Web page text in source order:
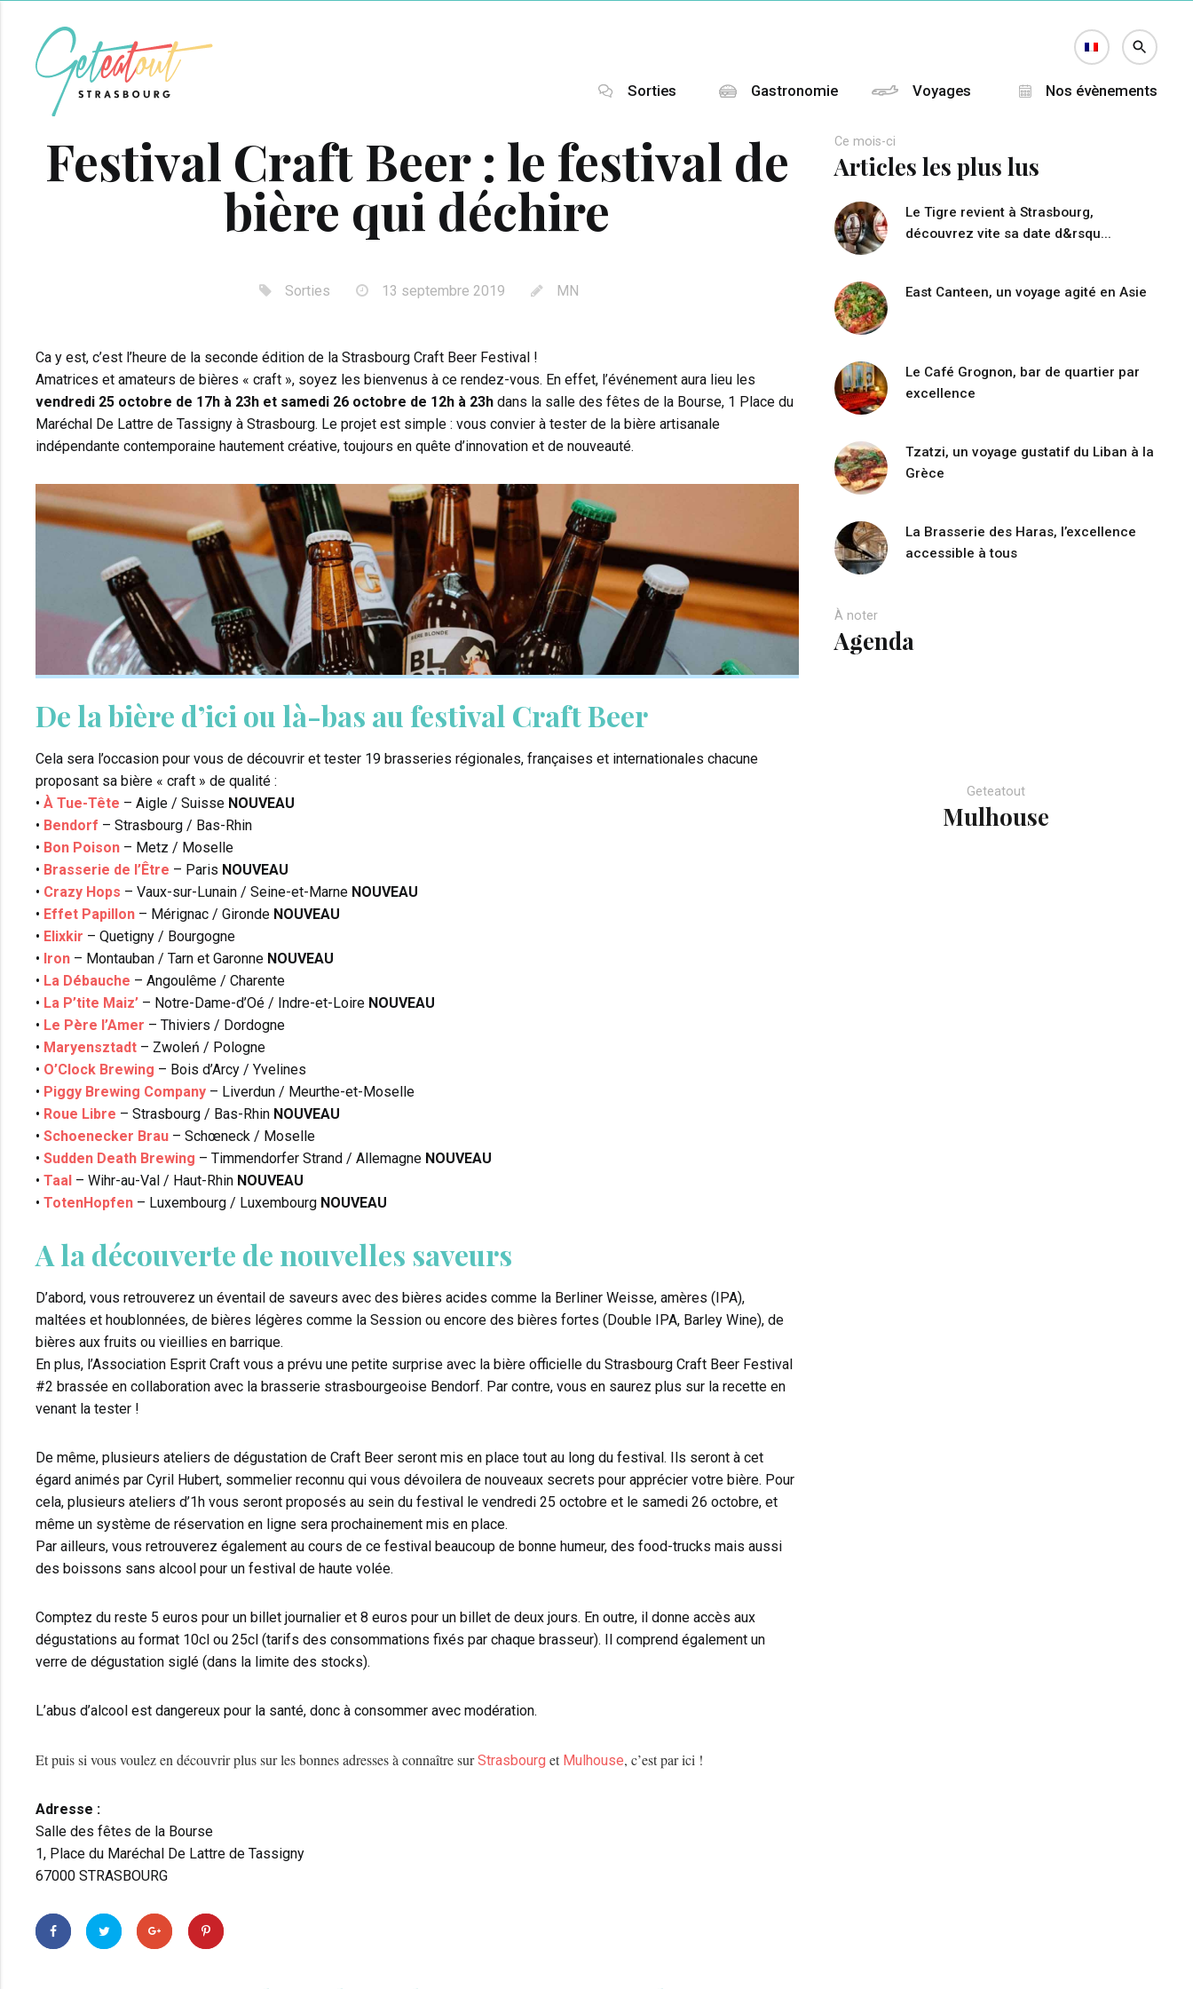
Sorties Gastronomie Voyages Nos évènements
Festival Craft Beer : le festival de
bière qui déchire
Sorties 13 septembre 2019 MN
Ca y est, c’est l’heure de la seconde édition de la Strasbourg Craft Beer Festival !
Amatrices et amateurs de bières « craft », soyez les bienvenus à ce rendez-vous. En effet, l’événement aura lieu les
vendredi 25 octobre de 17h à 23h et samedi 26 octobre de 12h à 23h dans la salle des fêtes de la Bourse, 1 Place du
Maréchal De Lattre de Tassigny à Strasbourg. Le projet est simple : vous convier à tester de la bière artisanale
indépendante contemporaine hautement créative, toujours en quête d’innovation et de nouveauté.
De la bière d’ici ou là-bas au festival Craft Beer
Cela sera l’occasion pour vous de découvrir et tester 19 brasseries régionales, françaises et internationales chacune
proposant sa bière « craft » de qualité :
• À Tue-Tête – Aigle / Suisse NOUVEAU
• Bendorf – Strasbourg / Bas-Rhin
• Bon Poison – Metz / Moselle
• Brasserie de l’Être – Paris NOUVEAU
• Crazy Hops – Vaux-sur-Lunain / Seine-et-Marne NOUVEAU
• Effet Papillon – Mérignac / Gironde NOUVEAU
• Elixkir – Quetigny / Bourgogne
• Iron – Montauban / Tarn et Garonne NOUVEAU
• La Débauche – Angoulême / Charente
• La P’tite Maiz’ – Notre-Dame-d’Oé / Indre-et-Loire NOUVEAU
• Le Père l’Amer – Thiviers / Dordogne
• Maryensztadt – Zwoleń / Pologne
• O’Clock Brewing – Bois d’Arcy / Yvelines
• Piggy Brewing Company – Liverdun / Meurthe-et-Moselle
• Roue Libre – Strasbourg / Bas-Rhin NOUVEAU
• Schoenecker Brau – Schœneck / Moselle
• Sudden Death Brewing – Timmendorfer Strand / Allemagne NOUVEAU
• Taal – Wihr-au-Val / Haut-Rhin NOUVEAU
• TotenHopfen – Luxembourg / Luxembourg NOUVEAU
A la découverte de nouvelles saveurs
D’abord, vous retrouverez un éventail de saveurs avec des bières acides comme la Berliner Weisse, amères (IPA),
maltées et houblonnées, de bières légères comme la Session ou encore des bières fortes (Double IPA, Barley Wine), de
bières aux fruits ou vieillies en barrique.
En plus, l’Association Esprit Craft vous a prévu une petite surprise avec la bière officielle du Strasbourg Craft Beer Festival
#2 brassée en collaboration avec la brasserie strasbourgeoise Bendorf. Par contre, vous en saurez plus sur la recette en
venant la tester !
De même, plusieurs ateliers de dégustation de Craft Beer seront mis en place tout au long du festival. Ils seront à cet
égard animés par Cyril Hubert, sommelier reconnu qui vous dévoilera de nouveaux secrets pour apprécier votre bière. Pour
cela, plusieurs ateliers d’1h vous seront proposés au sein du festival le vendredi 25 octobre et le samedi 26 octobre, et
même un système de réservation en ligne sera prochainement mis en place.
Par ailleurs, vous retrouverez également au cours de ce festival beaucoup de bonne humeur, des food-trucks mais aussi
des boissons sans alcool pour un festival de haute volée.
Comptez du reste 5 euros pour un billet journalier et 8 euros pour un billet de deux jours. En outre, il donne accès aux
dégustations au format 10cl ou 25cl (tarifs des consommations fixés par chaque brasseur). Il comprend également un
verre de dégustation siglé (dans la limite des stocks).
L’abus d’alcool est dangereux pour la santé, donc à consommer avec modération.
Et puis si vous voulez en découvrir plus sur les bonnes adresses à connaître surStrasbourg et Mulhouse, c’est par ici !
Adresse :
Salle des fêtes de la Bourse
1, Place du Maréchal De Lattre de Tassigny
67000 STRASBOURG
Ce mois-ci
Articles les plus lus
Le Tigre revient à Strasbourg,
découvrez vite sa date d&rsqu...
East Canteen, un voyage agité en Asie
Le Café Grognon, bar de quartier par
excellence
Tzatzi, un voyage gustatif du Liban à la
Grèce
La Brasserie des Haras, l’excellence
accessible à tous
À noter
Agenda
Geteatout
Mulhouse